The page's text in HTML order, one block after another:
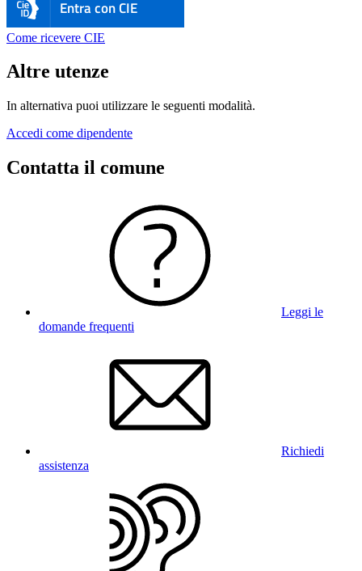
Entra con CIE
Come ricevere CIE
Altre utenze
In alternativa puoi utilizzare le seguenti modalità.
Accedi come dipendente
Contatta il comune
Leggi le
domande frequenti
Richiedi
assistenza